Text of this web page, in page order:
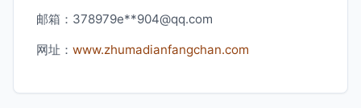
邮箱：378979e**904@qq.com
网址： www.zhumadianfangchan.com